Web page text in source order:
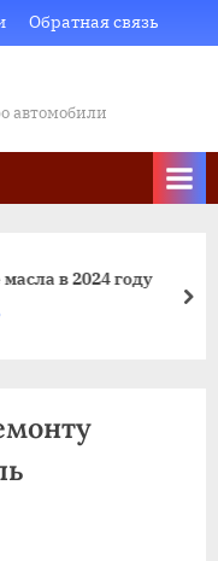
Обратная связь
автомобили
году